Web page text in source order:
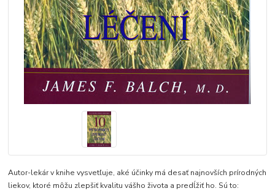
Autor-lekár v knihe vysvetľuje, aké účinky má desať najnovších prírodných
liekov, ktoré môžu zlepšiť kvalitu vášho života a predĺžiť ho. Sú to: